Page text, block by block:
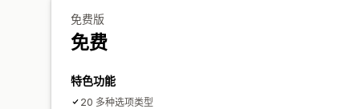
免费版
免费
特色功能
20 多种选项类型